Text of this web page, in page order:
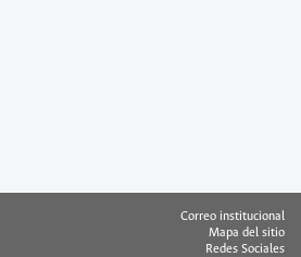
Correo institucional
Mapa del sitio
Redes Sociales